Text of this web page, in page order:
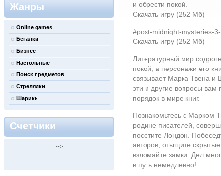
Жанры
Online games
Бегалки
Бизнес
Настольные
Поиск предметов
Стрелялки
Шарики
Счетчики
-->
и обрести покой.
Скачать игру (252 Мб)
#post-midnight-mysteries-
Скачать игру (252 Мб)
Литературный мир
покой, а персонажи его
связывает Марка Твена и
эти и другие вопросы вам
порядок в мире книг.
Познакомьтесь с Марком
родине писателей,
посетите Лондон.
авторов, отыщите
взломайте замки. Дел
в путь немедленно!